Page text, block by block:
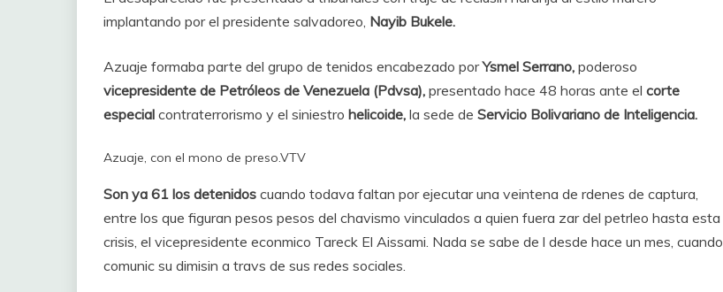
implantando por el presidente salvadoreo, Nayib Bukele.
Azuaje formaba parte del grupo de tenidos encabezado porYsmel Serrano, poderoso
vicepresidente de Petróleos de Venezuela (Pdvsa), presentado hace 48 horas ante el corte
especial contraterrorismo y el siniestro helicoide, la sede de Servicio Bolivariano de Inteligencia.
Azuaje, con el mono de preso.VTV
Son ya 61 los detenidos cuando todava faltan por ejecutar una veintena de rdenes de captura,
entre los que figuran pesos pesos del chavismo vinculados a quien fuera zar del petrleo hasta esta
crisis, el vicepresidente econmico Tareck El Aissami. Nada se sabe de l desde hace un mes, cuando
comunic su dimisin a travs de sus redes sociales.